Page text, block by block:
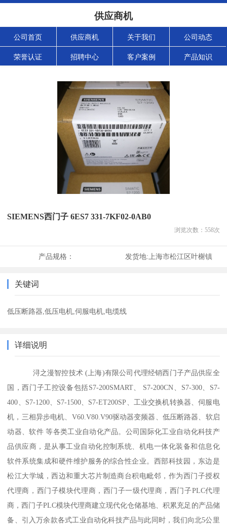
供应商机
公司首页 供应商机 关于我们 公司动态
荣誉认证 招聘中心 客户案例 产品知识
SIEMENS西门子 6ES7 331-7KF02-0AB0
浏览次数： 558次
产品规格： 发货地: 上海市松江区叶榭镇
关键词
低压断路器,低压电机,伺服电机,电缆线
详细说明
浔之漫智控技术 (上海)有限公司代理经销西门子产品供应全
国，西门子工控设备包括S7-200SMART、 S7-200CN、S7-300、S7-
400、S7-1200、S7-1500、S7-ET200SP、工业交换机转换器、伺服电
机，三相异步电机、V60.V80.V90驱动器变频器、低压断路器、软启
动器、软件 等各类工业自动化产品。公司国际化工业自动化科技产
品供应商，是从事工业自动化控制系统、机电一体化装备和信息化
软件系统集成和硬件维护服务的综合性企业。西部科技园，东边是
松江大学城，西边和重大芯片制造商台积电毗邻，作为西门子授权
代理商，西门子模块代理商，西门子一级代理商，西门子PLC代理
商，西门子PLC模块代理商建立现代化仓储基地、积累充足的产品储
备、引入万余款各式工业自动化科技产品与此同时，我们向北5公里